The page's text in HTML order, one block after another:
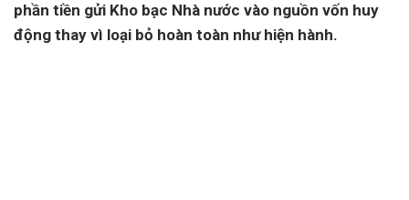
phần tiền gửi Kho bạc Nhà nước vào nguồn vốn huy
động thay vì loại bỏ hoàn toàn như hiện hành.